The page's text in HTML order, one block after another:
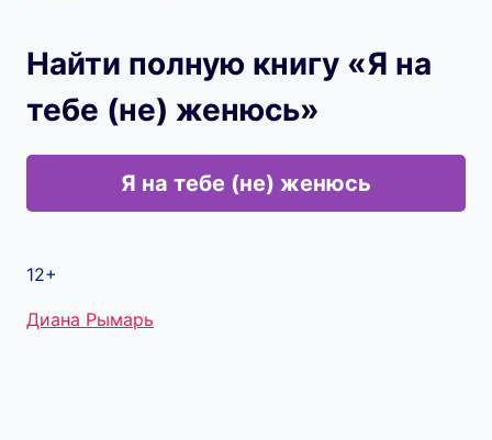
Найти полную книгу «Я на
тебе (не) женюсь»
Я на тебе (не) женюсь
12+
Метки
Диана Рымарь